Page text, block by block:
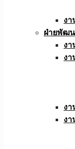
งา
ฝ่ายพัฒ
ง
ง
งา
ง